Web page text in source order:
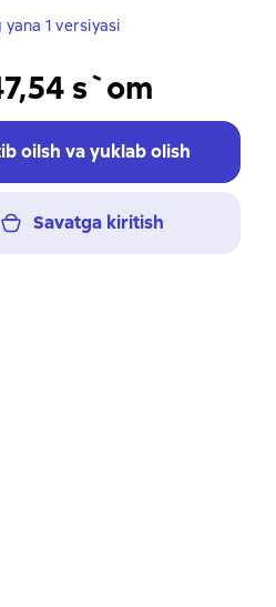
1 versiyasi
s`om
oilsh va yuklab olish
Savatga kiritish